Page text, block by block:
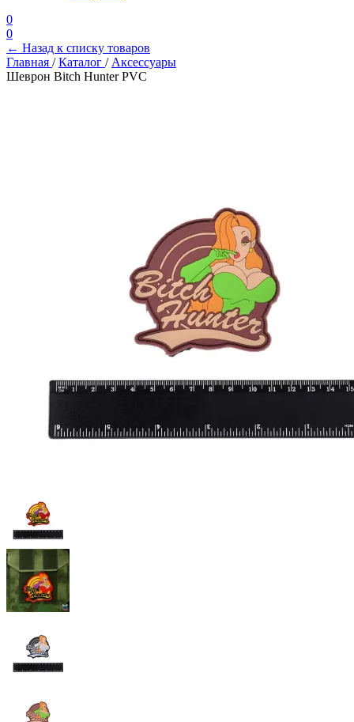
0
0
← Назад к списку товаров
Главная / Каталог / Аксессуары
Шеврон Bitch Hunter PVC